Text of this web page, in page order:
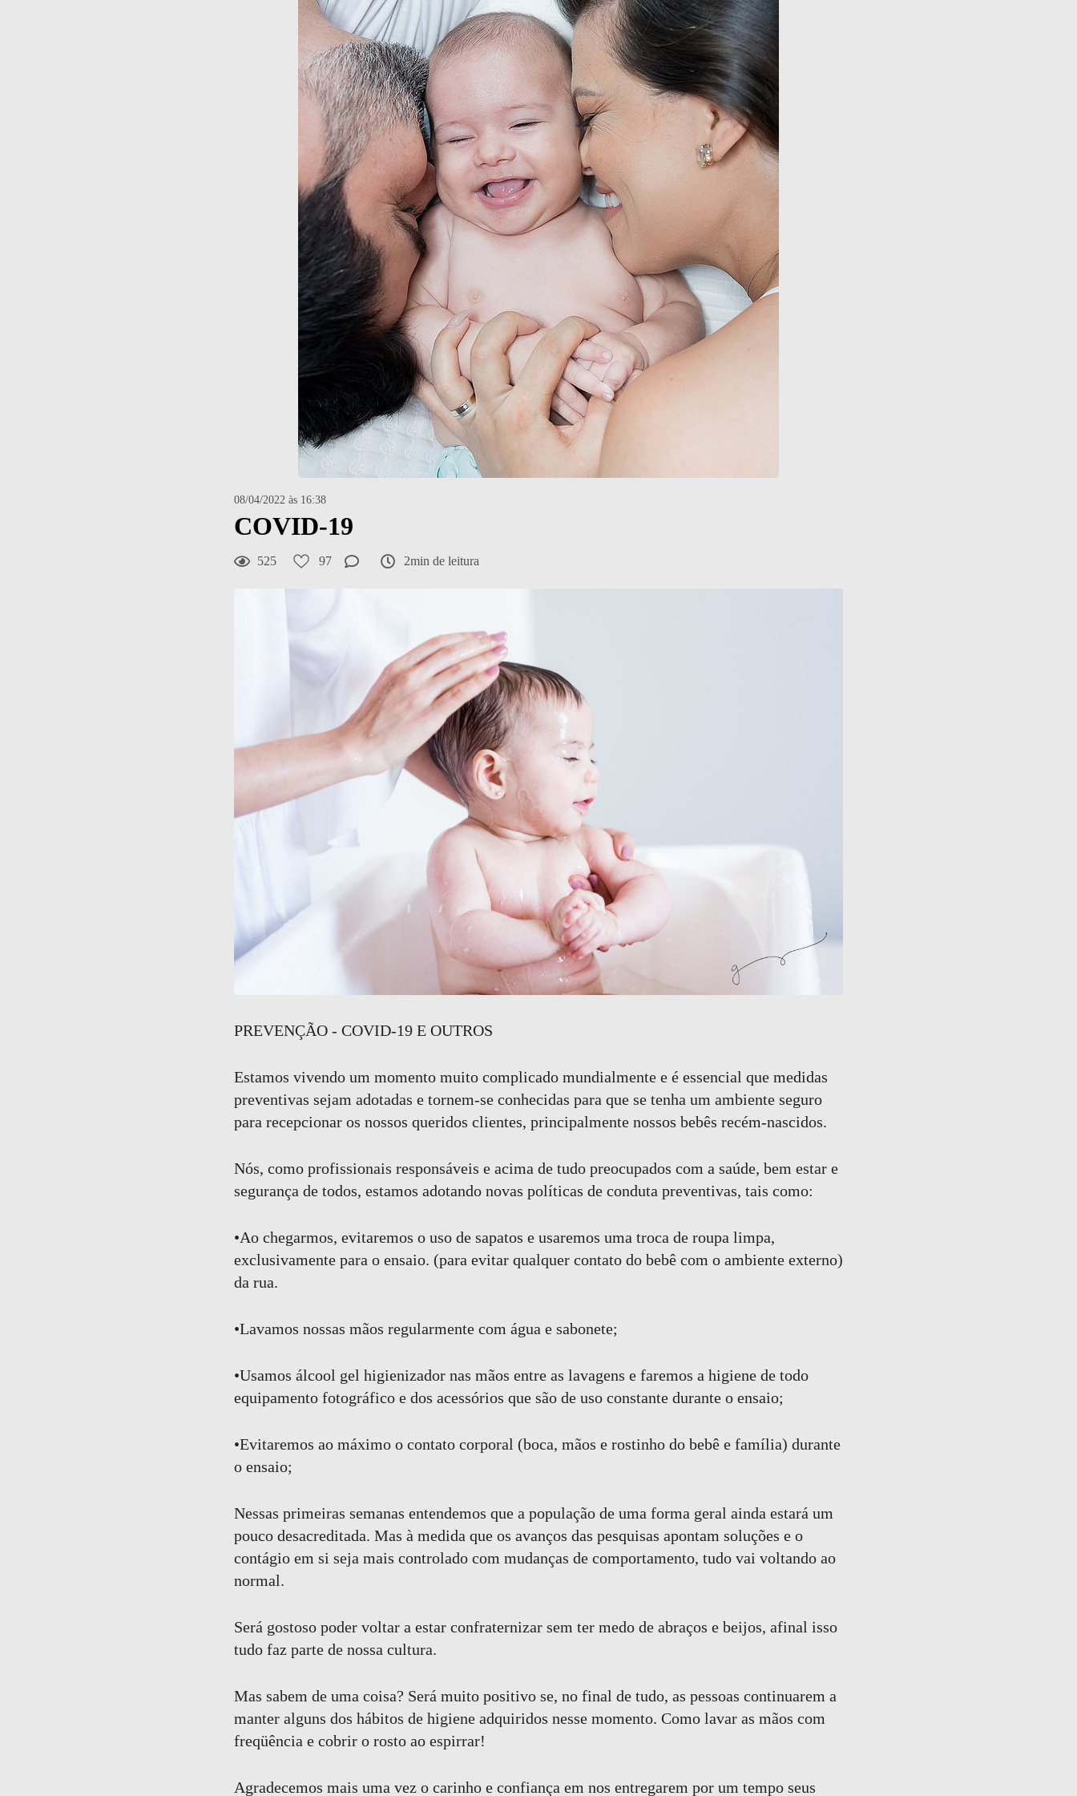
08/04/2022 às 16:38
COVID-19
525 97 2min de leitura
PREVENÇÃO - COVID-19 E OUTROS
Estamos vivendo um momento muito complicado mundialmente e é essencial que medidas
preventivas sejam adotadas e tornem-se conhecidas para que se tenha um ambiente seguro
para recepcionar os nossos queridos clientes, principalmente nossos bebês recém-nascidos.
Nós, como profissionais responsáveis e acima de tudo preocupados com a saúde, bem estar e
segurança de todos, estamos adotando novas políticas de conduta preventivas, tais como:
•Ao chegarmos, evitaremos o uso de sapatos e usaremos uma troca de roupa limpa,
exclusivamente para o ensaio. (para evitar qualquer contato do bebê com o ambiente externo)
da rua.
•Lavamos nossas mãos regularmente com água e sabonete;
•Usamos álcool gel higienizador nas mãos entre as lavagens e faremos a higiene de todo
equipamento fotográfico e dos acessórios que são de uso constante durante o ensaio;
•Evitaremos ao máximo o contato corporal (boca, mãos e rostinho do bebê e família) durante
o ensaio;
Nessas primeiras semanas entendemos que a população de uma forma geral ainda estará um
pouco desacreditada. Mas à medida que os avanços das pesquisas apontam soluções e o
contágio em si seja mais controlado com mudanças de comportamento, tudo vai voltando ao
normal.
Será gostoso poder voltar a estar confraternizar sem ter medo de abraços e beijos, afinal isso
tudo faz parte de nossa cultura.
Mas sabem de uma coisa? Será muito positivo se, no final de tudo, as pessoas continuarem a
manter alguns dos hábitos de higiene adquiridos nesse momento. Como lavar as mãos com
freqüência e cobrir o rosto ao espirrar!
Agradecemos mais uma vez o carinho e confiança em nos entregarem por um tempo seus